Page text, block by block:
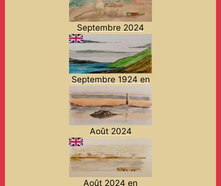
Septembre 2024
Septembre 1924 en
Août 2024
Août 2024 en